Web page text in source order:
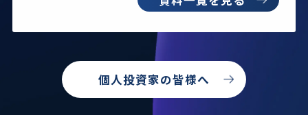
個人投資家の皆様へ